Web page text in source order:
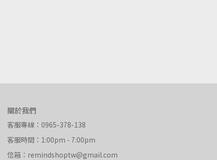
關於我們
客服專線：0965-378-138
客服時間：1:00pm - 7:00pm
信箱：remindshoptw@gmail.com